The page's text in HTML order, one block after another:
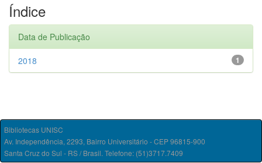
Índice
Data de Publicação
1
2018
Bibliotecas UNISC
Av. Independência, 2293, Bairro Universitário - CEP 96815-900
Santa Cruz do Sul - RS / Brasil. Telefone: (51)3717.7409